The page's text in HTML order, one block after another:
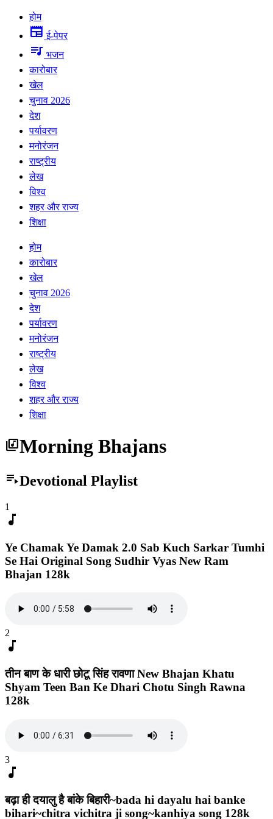
होम
newspaper ई-पेपर
queue_music भजन
कारोबार
खेल
चुनाव 2026
देश
पर्यावरण
मनोरंजन
राष्ट्रीय
लेख
विश्व
शहर और राज्य
शिक्षा
होम
कारोबार
खेल
चुनाव 2026
देश
पर्यावरण
मनोरंजन
राष्ट्रीय
लेख
विश्व
शहर और राज्य
शिक्षा
library_musicMorning Bhajans
playlist_playDevotional Playlist
1
music_note
Ye Chamak Ye Damak 2.0 Sab Kuch Sarkar Tumhi
Se Hai Original Song Sudhir Vyas New Ram
Bhajan 128k
2
music_note
तीन बाण के धारी छोटू सिंह रावणा New Bhajan Khatu
Shyam Teen Ban Ke Dhari Chotu Singh Rawna
128k
3
music_note
बढ़ा ही दयालु है बांके बिहारी~bada hi dayalu hai banke
bihari~chitra vichitra ji song~kanhiya song 128k